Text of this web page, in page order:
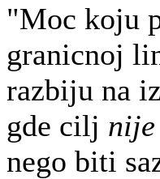
"Moc koju
granicnoj
razbiju na
gde cilj nije
nego biti